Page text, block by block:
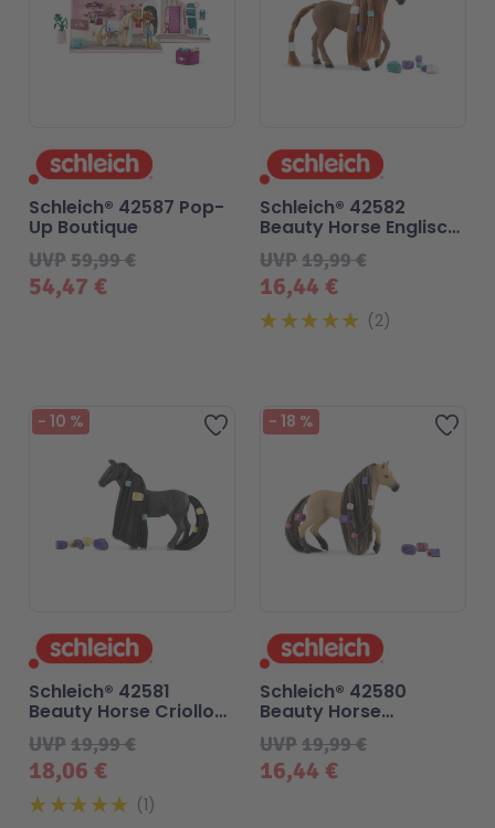
54,47 €
UVP59,99 €
Schleich® 42587 Pop-
Up Boutique
16,44 €
UVP19,99 €
Schleich® 42582
Beauty Horse Englisch
Vollblut Stute
2
Zur Wunschliste hinzufügen
- 10 %
18,06 €
UVP19,99 €
Schleich® 42581
Beauty Horse Criollo
Definitivo Stute
1
Zur
- 18 %
16,44 €
UVP19,99 €
Schleich® 42580
Beauty Horse
Andalusier Stute